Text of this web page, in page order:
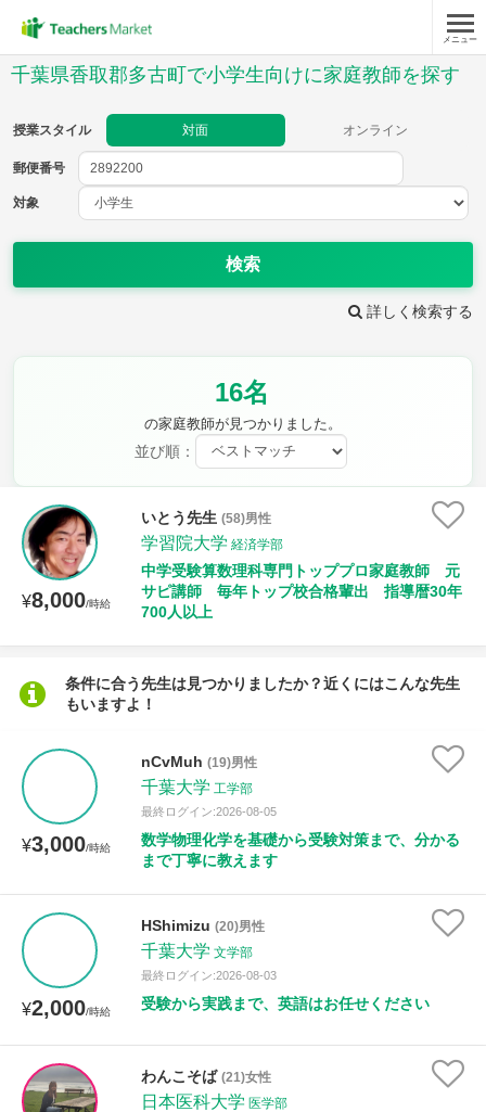
メニュー
千葉県香取郡多古町で小学生向けに家庭教師を探す
授業スタイル 対面 オンライン
郵便番号
対象
検索
詳しく検索する
16名
の家庭教師が見つかりました。
並び順：
¥8,000/時給
いとう先生 (58)男性
学習院大学 経済学部
中学受験算数理科専門トッププロ家庭教師 元
サピ講師 毎年トップ校合格輩出 指導暦30年
700人以上
条件に合う先生は見つかりましたか？近くにはこんな先生
もいますよ！
¥3,000/時給
nCvMuh (19)男性
千葉大学 工学部
最終ログイン:2026-08-05
数学物理化学を基礎から受験対策まで、分かる
まで丁寧に教えます
¥2,000/時給
HShimizu (20)男性
千葉大学 文学部
最終ログイン:2026-08-03
受験から実践まで、英語はお任せください
わんこそば (21)女性
日本医科大学 医学部
郵便番号
教科
理科
保健・体育 図画工作 書写
時給：¥1,000 ～ ¥10,000
授業可能日
月曜日 火曜日 水曜日 木曜日 金曜日
土曜日 日曜日
所属大学
距離：15km以内
年齢：18-101歳